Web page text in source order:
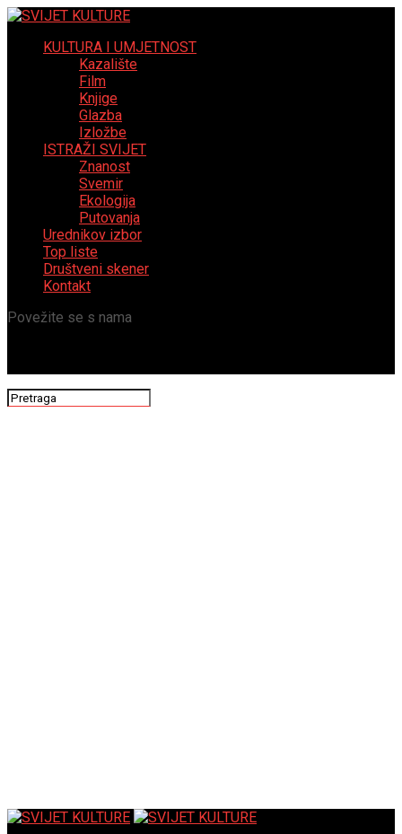
KULTURA I UMJETNOST
Kazalište
Film
Knjige
Glazba
Izložbe
ISTRAŽI SVIJET
Znanost
Svemir
Ekologija
Putovanja
Urednikov izbor
Top liste
Društveni skener
Kontakt
Povežite se s nama